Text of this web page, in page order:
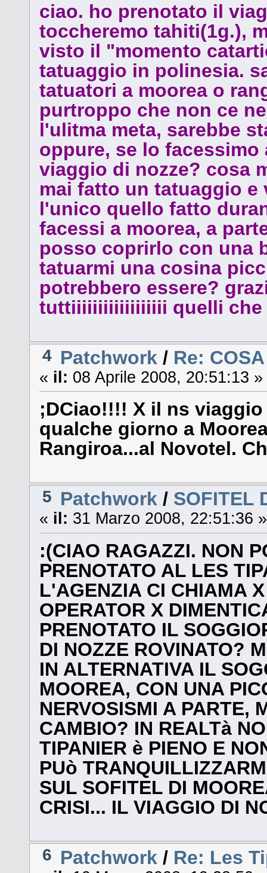
ciao. ho prenotato il
toccheremo tahiti(1g.),
visto il "momento
tatuaggio in polinesia.
tatuatori a moorea o
purtroppo che non ce
l'ulitma meta, sarebbe
oppure, se lo
viaggio di nozze? cosa
mai fatto un tatuaggio
l'unico quello fatto
facessi a moorea, a
posso coprirlo con una
tatuarmi una cosina
potrebbero essere?
tuttiiiiiiiiiiiiiiiiii quelli che
4 Patchwork / Re:
« il: 08 Aprile 2008, 20:51:13 »
;DCiao!!!! X il ns
qualche giorno a
Rangiroa...al Novotel.
5 Patchwork / SOFITEL
« il: 31 Marzo 2008, 22:51:36 »
:(CIAO RAGAZZI. NON
PRENOTATO AL LES
L'AGENZIA CI CHIAMA
OPERATOR X
PRENOTATO IL
DI NOZZE ROVINATO?
IN ALTERNATIVA IL
MOOREA, CON UNA
NERVOSISMI A PARTE,
CAMBIO? IN REALTà
TIPANIER è PIENO E
PUò
SUL SOFITEL DI
CRISI... IL VIAGGIO DI
6 Patchwork / Re: Les